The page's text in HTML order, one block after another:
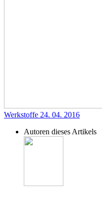
Werkstoffe 24. 04. 2016
Autoren dieses Artikels